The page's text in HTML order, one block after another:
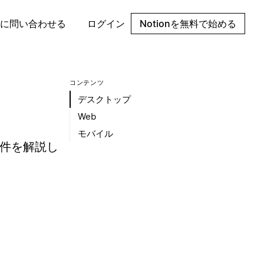
問い合わせる ログイン Notionを無料で始める
を解説し
コンテンツ
デスクトップ
Web
モバイル